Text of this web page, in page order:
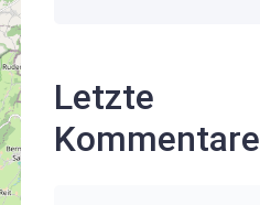
Letzte
Kommentare